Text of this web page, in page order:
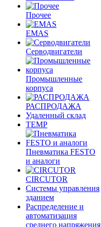
Прочее
EMAS
Cерводвигатели
Промышленные
корпуса
РАСПРОДАЖА
Удаленный склад
TEMP
Пневматика FESTO
и аналоги
CIRCUTOR
Системы управления
зданием
Распределение и
автоматизация
среднего напряжения